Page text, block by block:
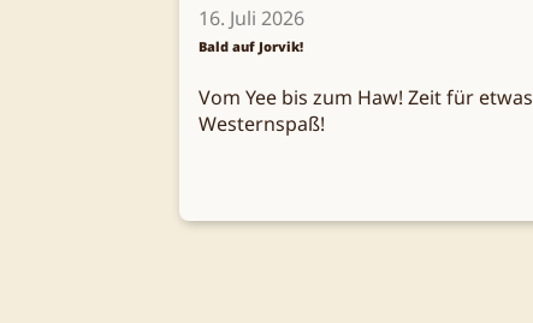
16. Juli 2026
Bald auf Jorvik!
Vom Yee bis zum Haw! Zeit für etwas
Westernspaß!